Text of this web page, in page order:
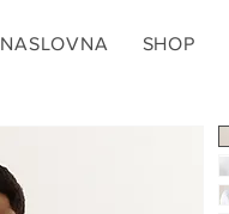
NASLOVNA SHOP